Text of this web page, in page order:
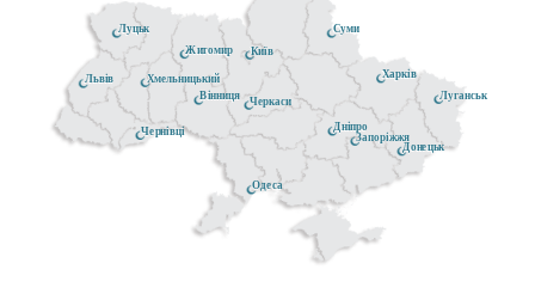
Донецьк
Житомир
Черкаси
Чернівці
Київ
Луганськ
Хмельницький
Луцьк
Дніпро
Одеса
Суми
Вінниця
Запоріжжя
Львів Харків